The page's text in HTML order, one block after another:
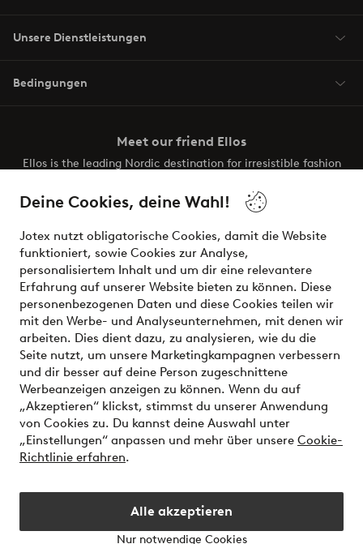
Deine Cookies, deine Wahl!
Jotex nutzt obligatorische Cookies, damit die Website
funktioniert, sowie Cookies zur Analyse,
personalisiertem Inhalt und um dir eine relevantere
Erfahrung auf unserer Website bieten zu können. Diese
personenbezogenen Daten und diese Cookies teilen wir
mit den Werbe- und Analyseunternehmen, mit denen wir
arbeiten. Dies dient dazu, zu analysieren, wie du die
Seite nutzt, um unsere Marketingkampagnen verbessern
und dir besser auf deine Person zugeschnittene
Werbeanzeigen anzeigen zu können. Wenn du auf
„Akzeptieren“ klickst, stimmst du unserer Anwendung
von Cookies zu. Du kannst deine Auswahl unter
„Einstellungen“ anpassen und mehr über unsere Cookie-
Richtlinie erfahren.
Alle akzeptieren
Nur notwendige Cookies
Unsere Dienstleistungen
Bedingungen
Meet our friend Ellos
Ellos is the leading Nordic destination for irresistible fashion
the latest trends, curated to make finding your next look
effortless. It’s all here.
Visit Ellos
Sichere Zahlungen - Jetzt bezahlen oder aufteilen
Möchtest du mehr über unsere
Zahlungsmöglichkeitenerfahren?